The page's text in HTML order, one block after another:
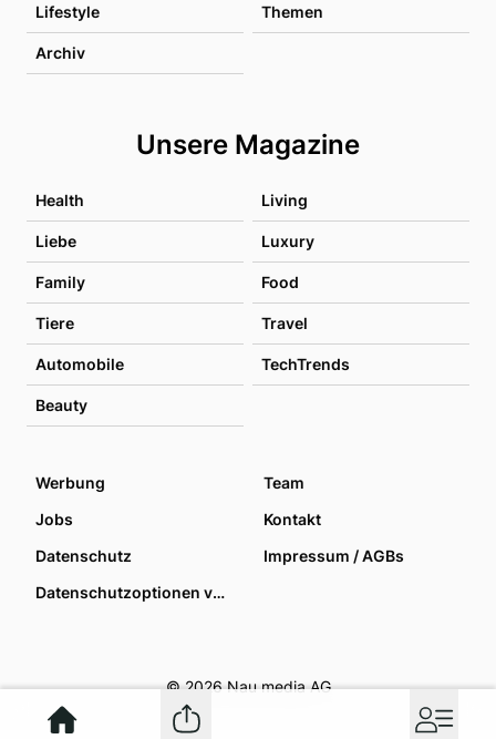
Lifestyle Themen
Archiv
Unsere Magazine
Health Living
Liebe Luxury
Family Food
Tiere Travel
Automobile TechTrends
Beauty
Werbung
Team
Jobs
Kontakt
Datenschutz
Impressum / AGBs
Datenschutzoptionen verwalten
© 2026 Nau media AG